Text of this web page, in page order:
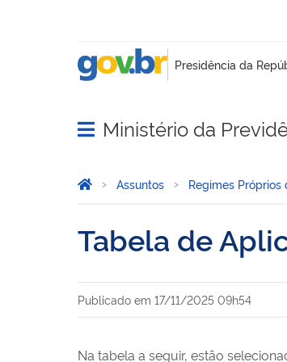
Abrir menu principal de
Ministério da
Você está aqui:
Página Inicial
Assuntos Regimes
Tabela de
Publicado em 17/11/2025 09h54
Na tabela a seguir, estão